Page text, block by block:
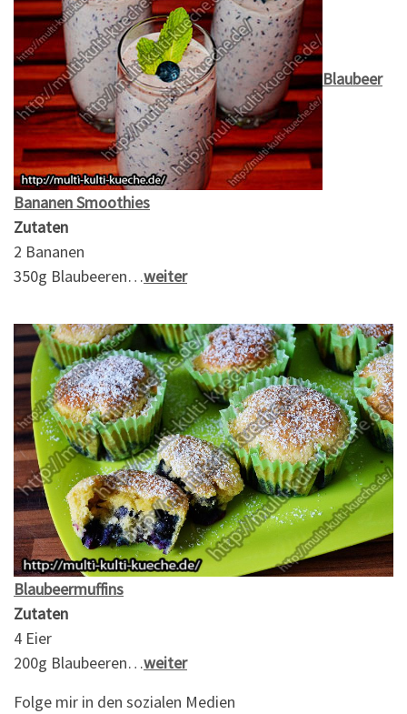
Blaubeer
Bananen Smoothies
Zutaten
2 Bananen
350g Blaubeeren…weiter
Blaubeermuffins
Zutaten
4 Eier
200g Blaubeeren…weiter
Folge mir in den sozialen Medien